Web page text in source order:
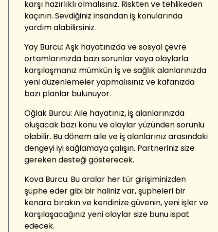
karşı hazırlıklı olmalısınız. Riskten ve tehlikeden
kaçının. Sevdiğiniz insandan iş konularında
yardım alabilirsiniz.
Yay Burcu: Aşk hayatınızda ve sosyal çevre
ortamlarınızda bazı sorunlar veya olaylarla
karşılaşmanız mümkün İş ve sağlık alanlarınızda
yeni düzenlemeler yapmalısınız ve kafanızda
bazı planlar bulunuyor.
Oğlak Burcu: Aile hayatınız, iş alanlarınızda
oluşacak bazı konu ve olaylar yüzünden sorunlu
olabilir. Bu dönem aile ve iş alanlarınız arasındaki
dengeyi iyi sağlamaya çalışın. Partneriniz size
gereken desteği gösterecek.
Kova Burcu: Bu aralar her tür girişiminizden
şüphe eder gibi bir haliniz var, şüpheleri bir
kenara bırakın ve kendinize güvenin, yeni işler ve
karşılaşacağınız yeni olaylar size bunu ispat
edecek.